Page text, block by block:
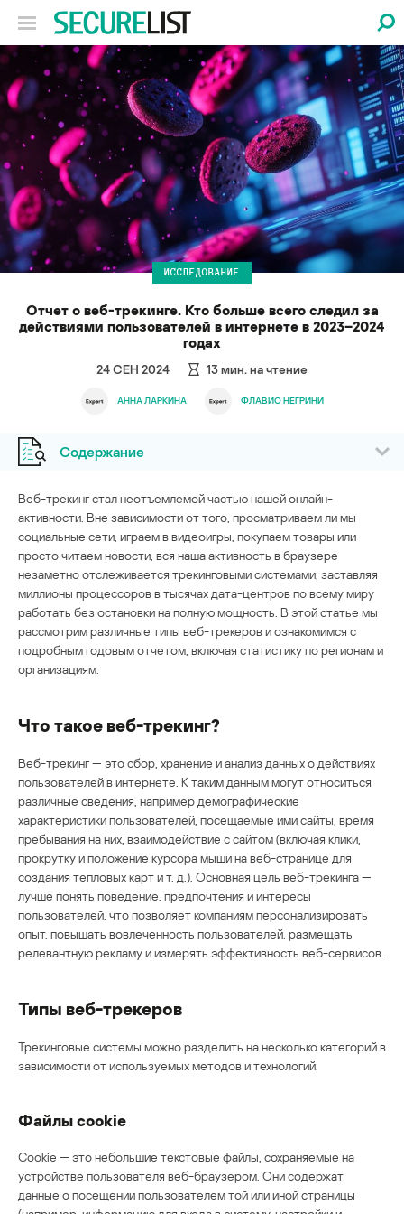
ИССЛЕДОВАНИЕ
Отчет о веб-трекинге. Кто больше всего следил за
действиями пользователей в интернете в 2023–2024
годах
24 СЕН 2024 13мин. на чтение
АННА ЛАРКИНА ФЛАВИО НЕГРИНИ
Содержание
Веб-трекинг стал неотъемлемой частью нашей онлайн-
активности. Вне зависимости от того, просматриваем ли мы
социальные сети, играем в видеоигры, покупаем товары или
просто читаем новости, вся наша активность в браузере
незаметно отслеживается трекинговыми системами, заставляя
миллионы процессоров в тысячах дата-центров по всему миру
работать без остановки на полную мощность. В этой статье мы
рассмотрим различные типы веб-трекеров и ознакомимся с
подробным годовым отчетом, включая статистику по регионам и
организациям.
Что такое веб-трекинг?
Веб-трекинг — это сбор, хранение и анализ данных о действиях
пользователей в интернете. К таким данным могут относиться
различные сведения, например демографические
характеристики пользователей, посещаемые ими сайты, время
пребывания на них, взаимодействие с сайтом (включая клики,
прокрутку и положение курсора мыши на веб-странице для
создания тепловых карт и т. д.). Основная цель веб-трекинга —
лучше понять поведение, предпочтения и интересы
пользователей, что позволяет компаниям персонализировать
опыт, повышать вовлеченность пользователей, размещать
релевантную рекламу и измерять эффективность веб-сервисов.
Типы веб-трекеров
Трекинговые системы можно разделить на несколько категорий в
зависимости от используемых методов и технологий.
Файлы cookie
Cookie — это небольшие текстовые файлы, сохраняемые на
устройстве пользователя веб-браузером. Они содержат
данные о посещении пользователем той или иной страницы